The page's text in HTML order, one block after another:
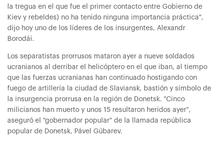
la tregua en el que fue el primer contacto entre Gobierno de
Kiev y rebeldes) no ha tenido ninguna importancia práctica",
dijo hoy uno de los líderes de los insurgentes, Alexandr
Borodái.
Los separatistas prorrusos mataron ayer a nueve soldados
ucranianos al derribar el helicóptero en el que iban, al tiempo
que las fuerzas ucranianas han continuado hostigando con
fuego de artillería la ciudad de Slaviansk, bastión y símbolo de
la insurgencia prorrusa en la región de Donetsk. "Cinco
milicianos han muerto y unos 15 resultaron heridos ayer",
aseguró el "gobernador popular" de la llamada república
popular de Donetsk, Pável Gúbarev.